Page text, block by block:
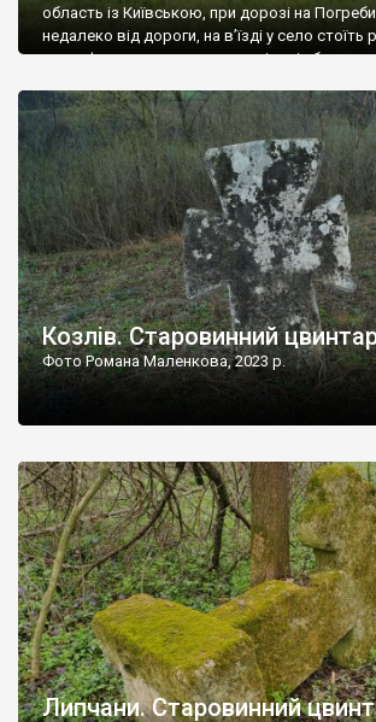
область із Київською, при дорозі на
недалеко від дороги, на в’їзді у село стоїть
рельєфне пано, яке показує жінку і яблуню,
не видно, але видно дві стареньких колії у
Козлів. Старовинний
Фото Романа Маленкова, 2023 р.
Липчани. Старовинний